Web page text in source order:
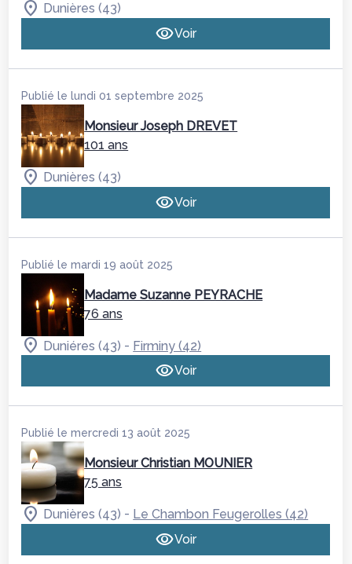
Dunières (43)
Voir
Publié le lundi 01 septembre 2025
Monsieur Joseph DREVET
101 ans
Dunières (43)
Voir
Publié le mardi 19 août 2025
Madame Suzanne PEYRACHE
76 ans
Duniéres (43) - Firminy (42)
Voir
Publié le mercredi 13 août 2025
Monsieur Christian MOUNIER
75 ans
Dunières (43) - Le Chambon Feugerolles (42)
Voir